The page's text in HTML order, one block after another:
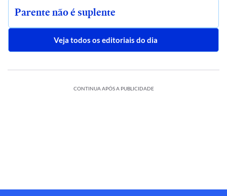
Parente não é suplente
Veja todos os editoriais do dia
CONTINUA APÓS A PUBLICIDADE